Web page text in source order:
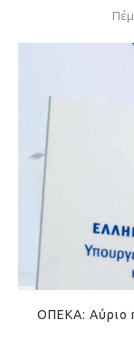
ΟΠΕΚΑ: Αύριο